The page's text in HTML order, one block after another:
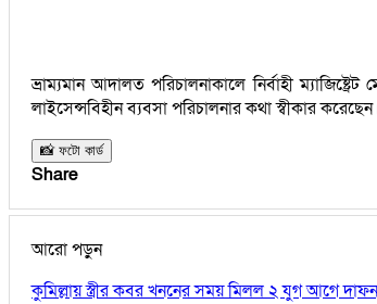
ভ্রাম্যমান আদালত পরিচালনাকালে নির্বাহী
লাইসেন্সবিহীন ব্যবসা পরিচালনার কথা স্বীকার
📸 ফটো কার্ড
Share
আরো পড়ুন
কুমিল্লায় স্ত্রীর কবর খননের সময় মিলল ২ যুগ আগে